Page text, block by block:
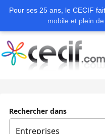
Pour ses 25 ans, le CECIF
mobile et plein
Rechercher dans